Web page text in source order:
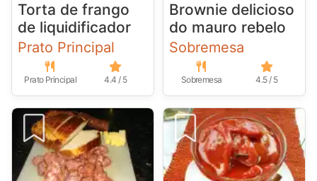
Torta de frango
de liquidificador
Prato Principal
Prato Principal 4.4 / 5
Brownie delicioso
do mauro rebelo
Sobremesa
Sobremesa 4.5 / 5